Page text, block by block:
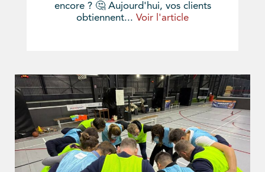
encore ? 🤔 Aujourd'hui, vos clients
obtiennent... Voir l'article